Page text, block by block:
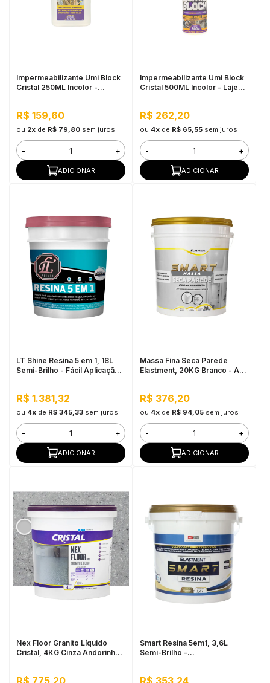
Impermeabilizante Umi Block
Cristal 250ML Incolor -
R$ 159,60
ou 2xde R$ 79,80 sem juros
- +
ADICIONAR
Impermeabilizante Umi Block
Cristal 500ML Incolor - Lajes e
R$ 262,20
ou 4xde R$ 65,55 sem juros
- +
ADICIONAR
LT Shine Resina 5 em 1, 18L
Semi-Brilho - Fácil Aplicação,
R$ 1.381,32
ou 4xde R$ 345,33 sem juros
- +
ADICIONAR
Massa Fina Seca Parede
Elastment, 20KG Branco - Anti
R$ 376,20
ou 4xde R$ 94,05 sem juros
- +
ADICIONAR
Nex Floor Granito Líquido
Cristal, 4KG Cinza Andorinha -
Smart Resina 5em1, 3,6L
Semi-Brilho -